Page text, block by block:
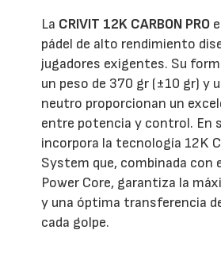
La CRIVIT 12K CARBON PRO
pádel de alto rendimiento
jugadores exigentes. Su
un peso de 370 gr (±10 gr) y
neutro proporcionan un
entre potencia y control. En
incorpora la tecnología 12K
System que, combinada con
Power Core, garantiza la
y una óptima transferencia
cada golpe.